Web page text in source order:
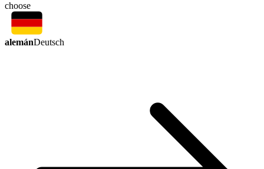
choose
alemánDeutsch